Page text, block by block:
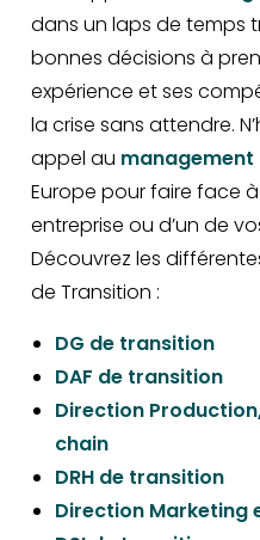
dans un laps de temps
bonnes décisions à
expérience et ses
la crise sans attendre.
appel au
Europe pour faire face
entreprise ou d’un de
Découvrez les
de Transition :
DG de transition
DAF de transition
Direction
chain
DRH de transition
Direction Marketing